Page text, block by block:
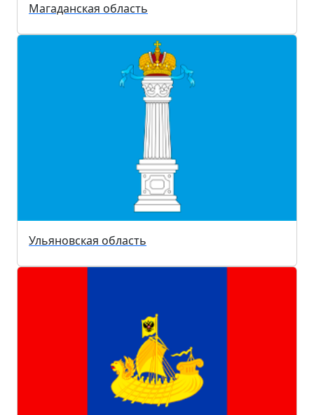
Магаданская область
Ульяновская область